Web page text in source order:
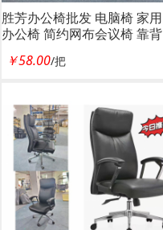
胜芳办公椅批发 电脑椅 家用
办公椅 简约网布会议椅 靠背
板椅 电脑椅 布艺办公椅 透气
￥58.00/把